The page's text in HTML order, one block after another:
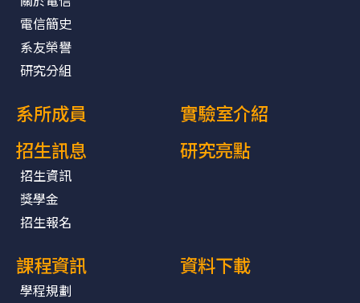
電信簡史
系友榮譽
研究分組
系所成員
實驗室介紹
招生訊息
招生資訊
獎學金
招生報名
研究亮點
課程資訊
學程規劃
資料下載